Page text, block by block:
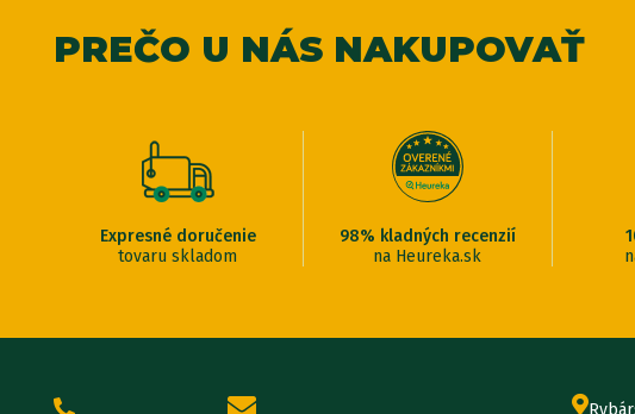
PREČO U NÁS NAKUPOVAŤ
Expresné doručenie
tovaru skladom
98% kladných recenzií
na Heureka.sk